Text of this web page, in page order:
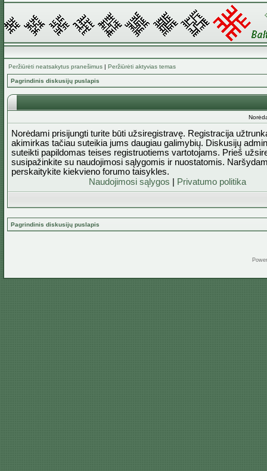
Peržiūrėti neatsakytus pranešimus | Peržiūrėti aktyvias temas
Pagrindinis diskusijų puslapis
Norėdami prisijungti turite būti užsiregistravę. Registracija
akimirkas tačiau suteikia jums daugiau galimybių. Diskusijų
suteikti papildomas teises registruotiems vartotojams. Prieš
susipažinkite su naudojimosi sąlygomis ir nuostatomis.
perskaitykite kiekvieno forumo taisykles.
Naudojimosi sąlygos
Privatumo politika
Pagrindinis diskusijų puslapis